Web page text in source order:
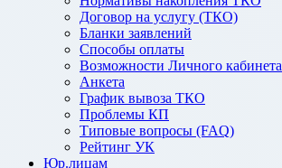
Договор на услугу (ТКО)
Бланки заявлений
Способы оплаты
Возможности Личного кабинета
Анкета
График вывоза ТКО
Проблемы КП
Типовые вопросы (FAQ)
Рейтинг УК
Юр.лицам